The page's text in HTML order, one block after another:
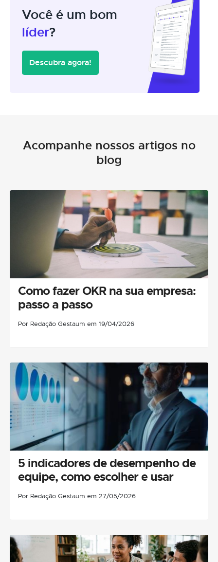
Você é um bom
líder?
Descubra agora!
Acompanhe nossos artigos no
blog
Como fazer OKR na sua empresa:
passo a passo
Por Redação Gestaum em 19/04/2026
5 indicadores de desempenho de
equipe, como escolher e usar
Por Redação Gestaum em 27/05/2026